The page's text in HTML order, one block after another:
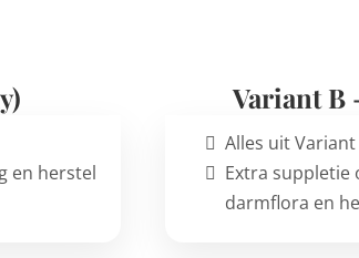
en herstel
Variant B
Alles uit Variant
Extra suppletie
darmflora en